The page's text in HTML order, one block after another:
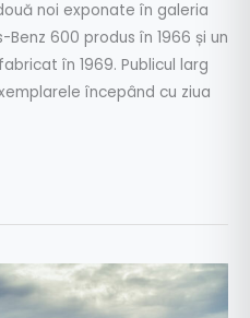
noi exponate în galeria
600 produs în 1966 și un
în 1969. Publicul larg
începând cu ziua